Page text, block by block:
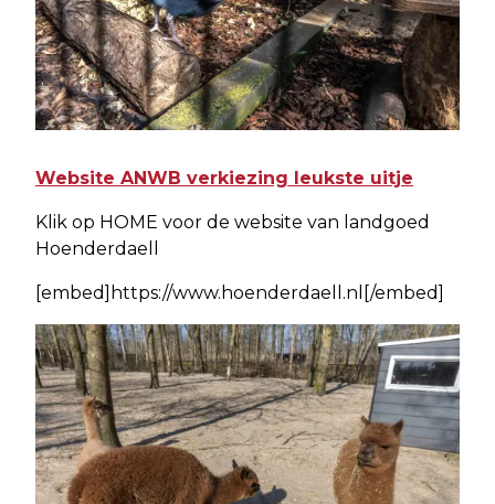
Website ANWB verkiezing leukste uitje
Klik op HOME voor de website van landgoed
Hoenderdaell
[embed]https://www.hoenderdaell.nl[/embed]